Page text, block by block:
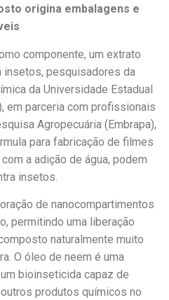
origina embalagens e
componente, um extrato
insetos, pesquisadores da
da Universidade Estadual
em parceria com profissionais
Agropecuária (Embrapa),
para fabricação de filmes
a adição de água, podem
insetos.
de nanocompartimentos
permitindo uma liberação
naturalmente muito
O óleo de neem é uma
bioinseticida capaz de
produtos químicos no